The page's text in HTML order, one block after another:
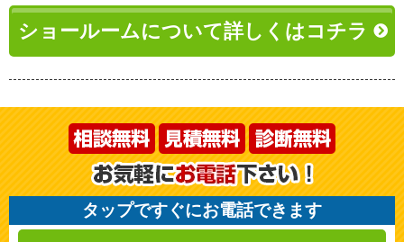
ショールームについて詳しくはコチラ
タップですぐにお電話できます